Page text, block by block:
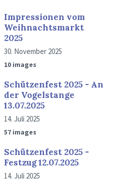
Impressionen vom
Weihnachtsmarkt
2025
30. November 2025
10 images
Schützenfest 2025 - An
der Vogelstange
13.07.2025
14. Juli 2025
57 images
Schützenfest 2025 -
Festzug 12.07.2025
14. Juli 2025